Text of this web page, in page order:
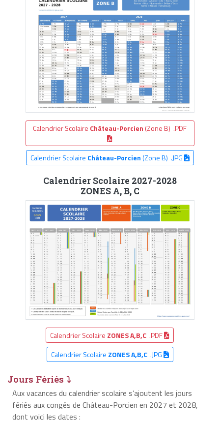
Calendrier Scolaire Château-Porcien (Zone B) .PDF
Calendrier Scolaire Château-Porcien(Zone B) .JPG
Calendrier Scolaire 2027-2028
ZONES A, B, C
Calendrier Scolaire ZONES A,B,C .PDF
Calendrier Scolaire ZONES A,B,C.JPG
Jours Fériés ⤵
Aux vacances du calendrier scolaire s’ajoutent les jours
fériés aux congés de Château-Porcien en 2027 et 2028,
dont voici les dates :